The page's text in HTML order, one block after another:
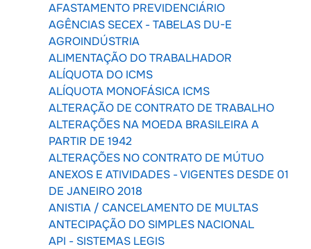
AFASTAMENTO PREVIDENCIÁRIO
AGÊNCIAS SECEX - TABELAS DU-E
AGROINDÚSTRIA
ALIMENTAÇÃO DO TRABALHADOR
ALÍQUOTA DO ICMS
ALÍQUOTA MONOFÁSICA ICMS
ALTERAÇÃO DE CONTRATO DE TRABALHO
ALTERAÇÕES NA MOEDA BRASILEIRA A
PARTIR DE 1942
ALTERAÇÕES NO CONTRATO DE MÚTUO
ANEXOS E ATIVIDADES - VIGENTES DESDE 01
DE JANEIRO 2018
ANISTIA / CANCELAMENTO DE MULTAS
ANTECIPAÇÃO DO SIMPLES NACIONAL
API - SISTEMAS LEGIS